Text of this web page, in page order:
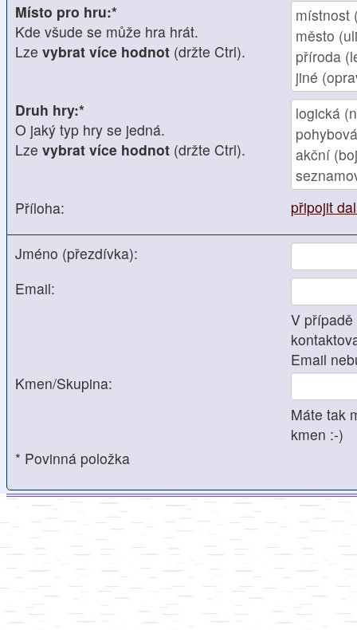
Místo pro hru:*
Kde všude se může hra hrát.
Lze vybrat více hodnot (držte Ctrl).
Druh hry:*
O jaký typ hry se jedná.
Lze vybrat více hodnot (držte Ctrl).
Příloha: připojit
Jméno (přezdívka):
Email:
V
Email
Kmen/Skupina:
Máte tak
kmen :-)
* Povinná položka